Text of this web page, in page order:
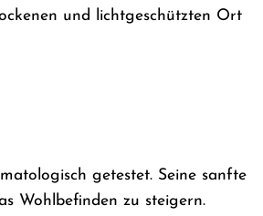
und lichtgeschützten Ort
getestet. Seine sanfte
Wohlbefinden zu steigern.